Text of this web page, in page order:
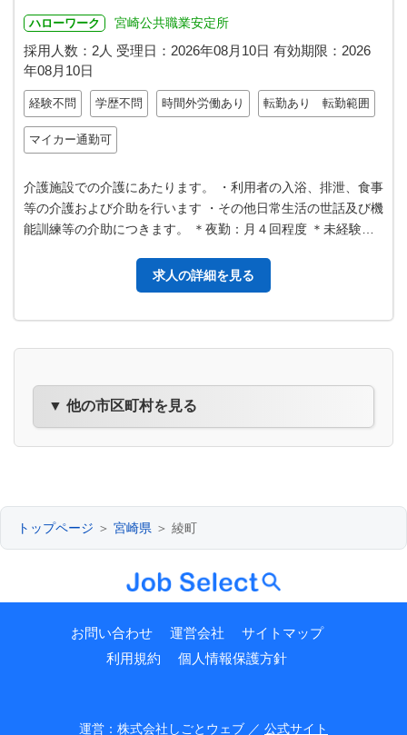
ハローワーク 宮崎公共職業安定所
採用人数：2人 受理日： 2026年08月10日 有効期限： 2026
年08月10日
経験不問 学歴不問 時間外労働あり 転勤あり 転勤範囲
マイカー通勤可
介護施設での介護にあたります。 ・利用者の入浴、排泄、食事
等の介護および介助を行います ・その他日常生活の世話及び機
能訓練等の介助につきます。 ＊夜勤：月４回程度 ＊未経験の
求人の詳細を見る
▼ 他の市区町村を見る
トップページ ＞ 宮崎県 ＞ 綾町
お問い合わせ 運営会社
サイトマップ
利用規約
個人情報保護方針
運営：株式会社しごとウェブ ／ 公式サイト